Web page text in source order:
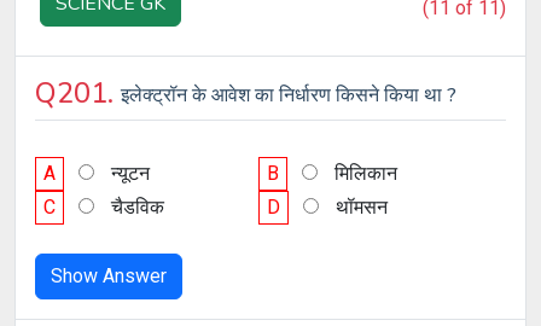
(11 of 11)
Q201.इलेक्ट्रॉन के आवेश का निर्धारण किसने किया था ?
A न्यूटन B
मिलिकान
C
चैडविक D थॉमसन
Show Answer